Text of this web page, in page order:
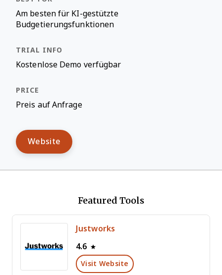
Am besten für KI-gestützte
Budgetierungsfunktionen
Kostenlose Demo verfügbar
Preis auf Anfrage
Website
Featured Tools
Justworks
4.6
Visit Website